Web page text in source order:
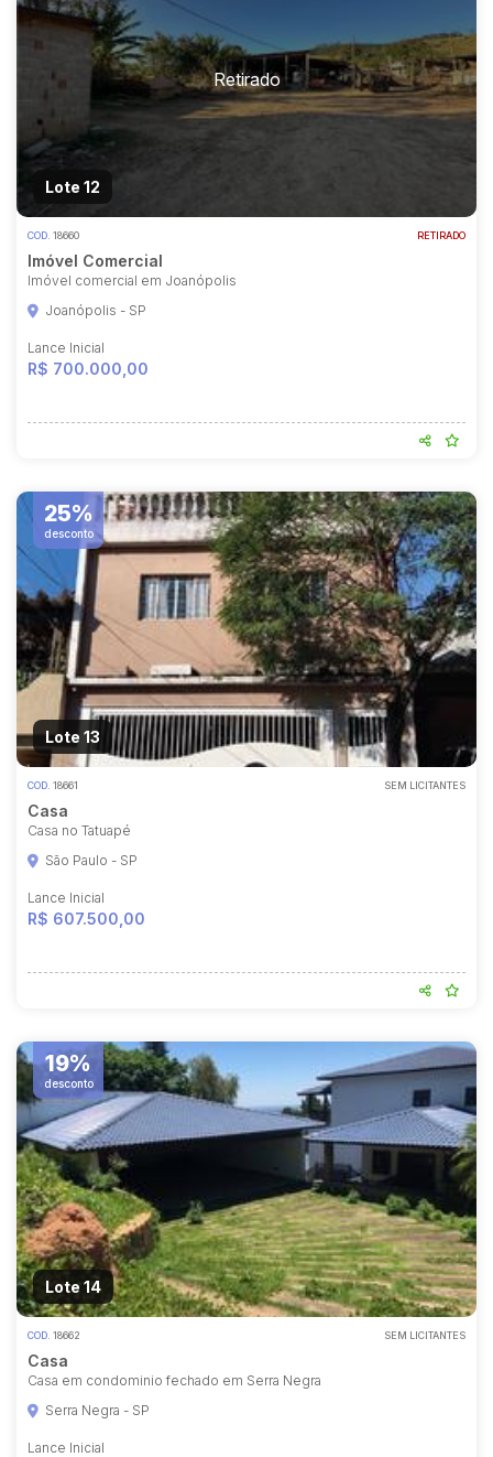
Lote 12
COD. 18660 RETIRADO
Imóvel Comercial
Imóvel comercial em Joanópolis
Joanópolis - SP
Lance Inicial
R$ 700.000,00
25%
desconto
Lote 13
COD. 18661 SEM LICITANTES
Casa
Casa no Tatuapé
São Paulo - SP
Lance Inicial
R$ 607.500,00
19%
desconto
Lote 14
COD. 18662 SEM LICITANTES
Casa
Casa em condominio fechado em Serra Negra
Serra Negra - SP
Lance Inicial